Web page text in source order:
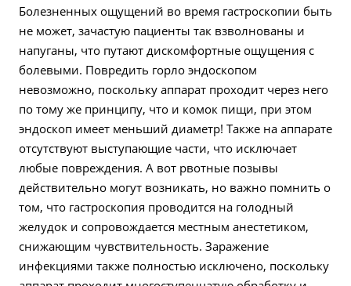
Болезненных ощущений во время гастроскопии быть
не может, зачастую пациенты так взволнованы и
напуганы, что путают дискомфортные ощущения с
болевыми. Повредить горло эндоскопом
невозможно, поскольку аппарат проходит через него
по тому же принципу, что и комок пищи, при этом
эндоскоп имеет меньший диаметр! Также на аппарате
отсутствуют выступающие части, что исключает
любые повреждения. А вот рвотные позывы
действительно могут возникать, но важно помнить о
том, что гастроскопия проводится на голодный
желудок и сопровождается местным анестетиком,
снижающим чувствительность. Заражение
инфекциями также полностью исключено, поскольку